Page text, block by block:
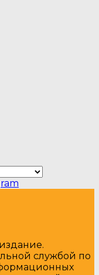
службой по